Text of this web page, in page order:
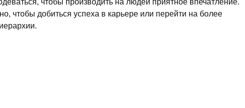
чтобы добиться успеха в карьере или перейти на более